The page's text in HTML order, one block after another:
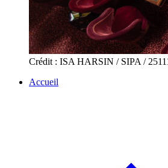
Crédit : ISA HARSIN / SIPA /
Accueil